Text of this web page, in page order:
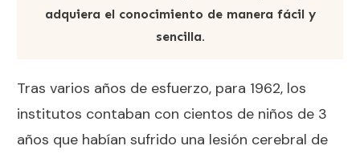
adquiera el conocimiento de manera fácil y
sencilla.
Tras varios años de esfuerzo, para 1962, los
institutos contaban con cientos de niños de 3
años que habían sufrido una lesión cerebral de